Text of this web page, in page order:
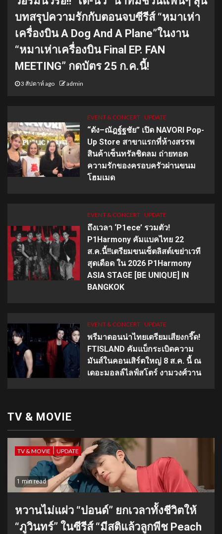
บทสรุปความรักกับตอนจบซีรีส์ “หมาเห่า
เครื่องบิน A Dog And A Plane”ในงาน
“หมาเห่าเครื่องบิน Final EP. FAN
MEETING” กดบัตร 25 ก.ค.นี้!
3 สัปดาห์ ago admin
EVENT & CONCERT UPDATE
“ดัง–ณัฎฐ์ฐชัย” เปิด NAVORI Pop-
Up Store สาขาแรกที่ห้างสรรพ
สินค้าเซ็นทรัลชิดลม ถ่ายทอด
ความรักของครอบครัวผ่านขนม
โฮมเมด
EVENT & CONCERT UPDATE
ถึงเวลา ‘P1ece’ รวมตัว!
P1Harmony คัมแบคไทย 22
ส.ค.นี้!!เตรียมขนเซ็ตลิสต์เขย่าเวที
สุดเดือด ใน 2026 P1Harmony
ASIA STAGE [BE UNIQUE] IN
BANGKOK
EVENT & CONCERT UPDATE
พรีมาดอนน่าไทยเตรียมเสียงกรี๊ด!
FTISLAND คัมแบ็กระเบิดความ
มันส์ในคอนเสิร์ตใหญ่ 8 ส.ค. นี้ ณ
เดอะมอลล์ไลฟ์สโตร์ งามวงศ์วาน
TV & MOVIE
TV & MOVIE UPDATE
1 min read
หวานไม่แผ่ว “ปอนด์” ยกเวลาทั้งชีวิตให้
“ภูวินทร์” ในซีรีส์ “มีสติแล้วลูกพีช Peach